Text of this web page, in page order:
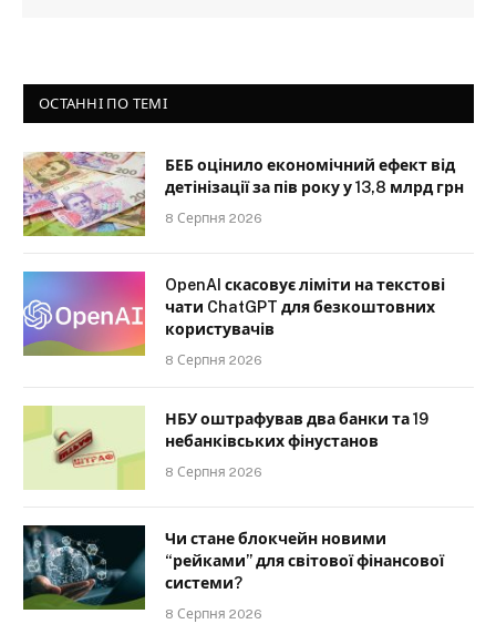
ОСТАННІ ПО ТЕМІ
БЕБ оцінило економічний ефект від
детінізації за пів року у 13,8 млрд грн
8 Серпня 2026
OpenAI скасовує ліміти на текстові
чати ChatGPT для безкоштовних
користувачів
8 Серпня 2026
НБУ оштрафував два банки та 19
небанківських фінустанов
8 Серпня 2026
Чи стане блокчейн новими
“рейками” для світової фінансової
системи?
8 Серпня 2026